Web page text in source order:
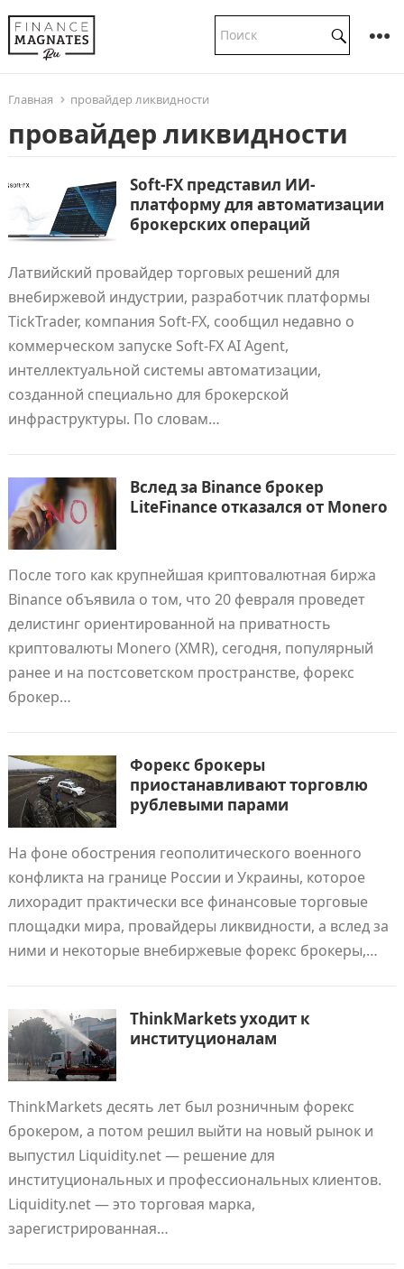
Главная провайдер ликвидности
провайдер ликвидности
Soft-FX представил ИИ-
платформу для автоматизации
брокерских операций
Латвийский провайдер торговых решений для
внебиржевой индустрии, разработчик платформы
TickTrader, компания Soft-FX, сообщил недавно о
коммерческом запуске Soft-FX AI Agent,
интеллектуальной системы автоматизации,
созданной специально для брокерской
инфраструктуры. По словам…
Вслед за Binance брокер
LiteFinance отказался от Monero
После того как крупнейшая криптовалютная биржа
Binance объявила о том, что 20 февраля проведет
делистинг ориентированной на приватность
криптовалюты Monero (XMR), сегодня, популярный
ранее и на постсоветском пространстве, форекс
брокер…
Форекс брокеры
приостанавливают торговлю
рублевыми парами
На фоне обострения геополитического военного
конфликта на границе России и Украины, которое
лихорадит практически все финансовые торговые
площадки мира, провайдеры ликвидности, а вслед за
ними и некоторые внебиржевые форекс брокеры,…
ThinkMarkets уходит к
институционалам
ThinkMarkets десять лет был розничным форекс
брокером, а потом решил выйти на новый рынок и
выпустил Liquidity.net — решение для
институциональных и профессиональных клиентов.
Liquidity.net — это торговая марка,
зарегистрированная…